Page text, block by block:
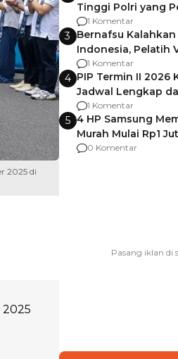
2025 di
Tinggi Polri yang
Usai Jadi Brigjen
1 Komentar
3 Bernafsu Kalahkan
Indonesia, Pelatih
Berencana Pakai
1 Komentar
4 PIP Termin II 2026
Jadwal Lengkap
agar Dana Tidak
1 Komentar
5 4 HP Samsung
Murah Mulai Rp1
0 Komentar